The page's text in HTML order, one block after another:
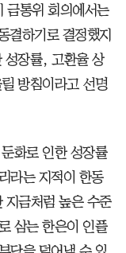
금통위 회의에서는
결하기로 결정했지
성장률, 고환율 상
방침이라고 선명
화로 인한 성장률
라는 지적이 한동
지금처럼 높은 수준
삼는 한은이 인플